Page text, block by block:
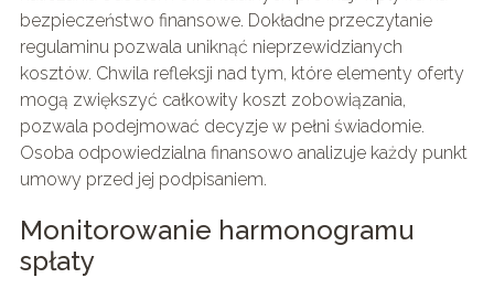
bezpieczeństwo finansowe. Dokładne przeczytanie
regulaminu pozwala uniknąć nieprzewidzianych
kosztów. Chwila refleksji nad tym, które elementy oferty
mogą zwiększyć całkowity koszt zobowiązania,
pozwala podejmować decyzje w pełni świadomie.
Osoba odpowiedzialna finansowo analizuje każdy punkt
umowy przed jej podpisaniem.
Monitorowanie harmonogramu
spłaty